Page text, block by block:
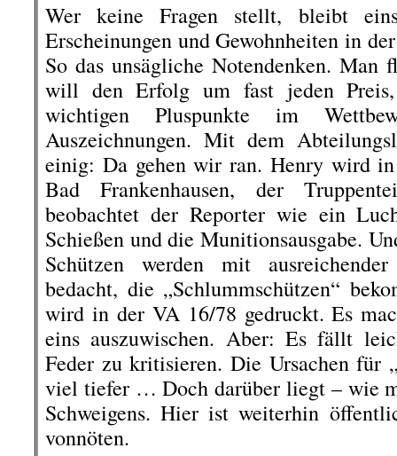
Wer keine Fragen stellt, bleibt
Erscheinungen und Gewohnheiten in
So das unsägliche Notendenken. Man
will den Erfolg um fast jeden
wichtigen Pluspunkte im
Auszeichnungen. Mit dem
einig: Da gehen wir ran. Henry wird
Bad Frankenhausen, der
beobachtet der Reporter wie ein
Schießen und die Munitionsausgabe.
Schützen werden mit
bedacht, die „Schlummschützen“
wird in der VA 16/78 gedruckt. Es
eins auszuwischen. Aber: Es fällt
Feder zu kritisieren. Die Ursachen für
viel tiefer … Doch darüber liegt – wie
Schweigens. Hier ist weiterhin
vonnöten.